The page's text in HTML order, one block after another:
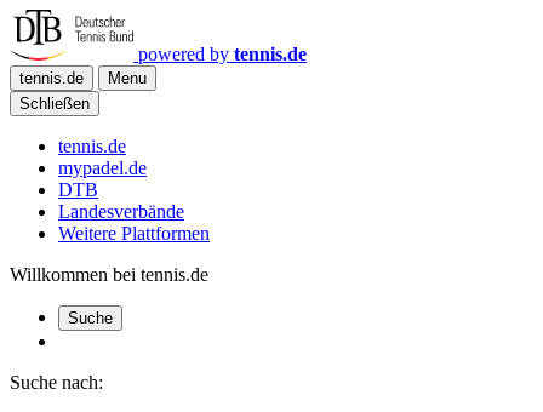
powered by tennis.de
tennis.de
Menu
Schließen
tennis.de
mypadel.de
DTB
Landesverbände
Weitere Plattformen
Willkommen bei tennis.de
Suche
Suche nach: